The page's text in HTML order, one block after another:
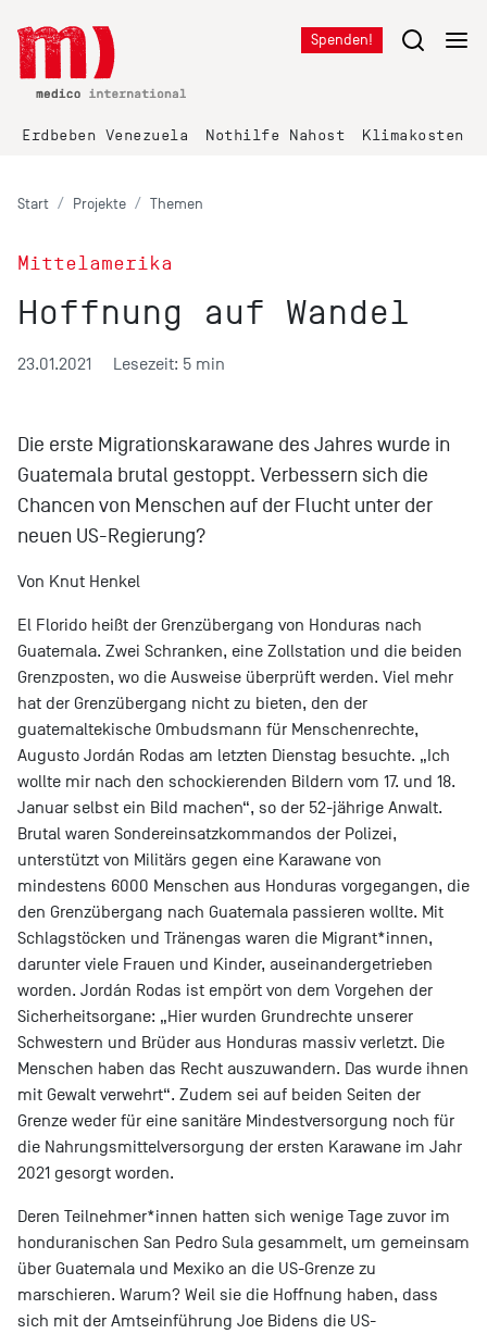
Spenden!
Erdbeben Venezuela Nothilfe Nahost Klimakosten
Start Projekte Themen
Mittelamerika
Hoffnung auf Wandel
23.01.2021 Lesezeit: 5 min
Die erste Migrationskarawane des Jahres wurde in
Guatemala brutal gestoppt. Verbessern sich die
Chancen von Menschen auf der Flucht unter der
neuen US-Regierung?
Von Knut Henkel
El Florido heißt der Grenzübergang von Honduras nach
Guatemala. Zwei Schranken, eine Zollstation und die beiden
Grenzposten, wo die Ausweise überprüft werden. Viel mehr
hat der Grenzübergang nicht zu bieten, den der
guatemaltekische Ombudsmann für Menschenrechte,
Augusto Jordán Rodas am letzten Dienstag besuchte. „Ich
wollte mir nach den schockierenden Bildern vom 17. und 18.
Januar selbst ein Bild machen“, so der 52-jährige Anwalt.
Brutal waren Sondereinsatzkommandos der Polizei,
unterstützt von Militärs gegen eine Karawane von
mindestens 6000 Menschen aus Honduras vorgegangen, die
den Grenzübergang nach Guatemala passieren wollte. Mit
Schlagstöcken und Tränengas waren die Migrant*innen,
darunter viele Frauen und Kinder, auseinandergetrieben
worden. Jordán Rodas ist empört von dem Vorgehen der
Sicherheitsorgane: „Hier wurden Grundrechte unserer
Schwestern und Brüder aus Honduras massiv verletzt. Die
Menschen haben das Recht auszuwandern. Das wurde ihnen
mit Gewalt verwehrt“. Zudem sei auf beiden Seiten der
Grenze weder für eine sanitäre Mindestversorgung noch für
die Nahrungsmittelversorgung der ersten Karawane im Jahr
2021 gesorgt worden.
Deren Teilnehmer*innen hatten sich wenige Tage zuvor im
honduranischen San Pedro Sula gesammelt, um gemeinsam
über Guatemala und Mexiko an die US-Grenze zu
marschieren. Warum? Weil sie die Hoffnung haben, dass
sich mit der Amtseinführung Joe Bidens die US-